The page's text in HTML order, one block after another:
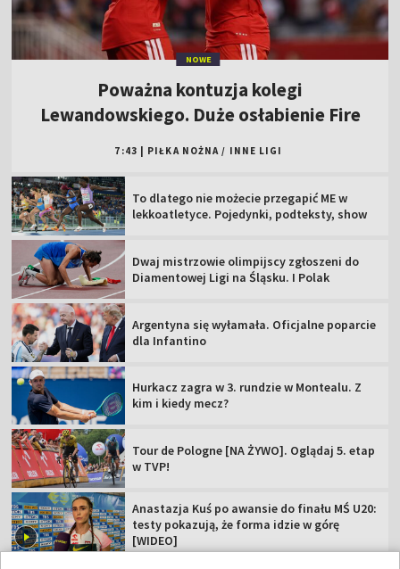
NOWE
Poważna kontuzja kolegi
Lewandowskiego. Duże osłabienie Fire
7:43 PIŁKA NOŻNA / INNE LIGI
To dlatego nie możecie przegapić ME w
lekkoatletyce. Pojedynki, podteksty, show
Dwaj mistrzowie olimpijscy zgłoszeni do
Diamentowej Ligi na Śląsku. I Polak
Argentyna się wyłamała. Oficjalne poparcie
dla Infantino
Hurkacz zagra w 3. rundzie w Montealu. Z
kim i kiedy mecz?
Tour de Pologne [NA ŻYWO]. Oglądaj 5. etap
w TVP!
Anastazja Kuś po awansie do finału MŚ U20:
testy pokazują, że forma idzie w górę
[WIDEO]